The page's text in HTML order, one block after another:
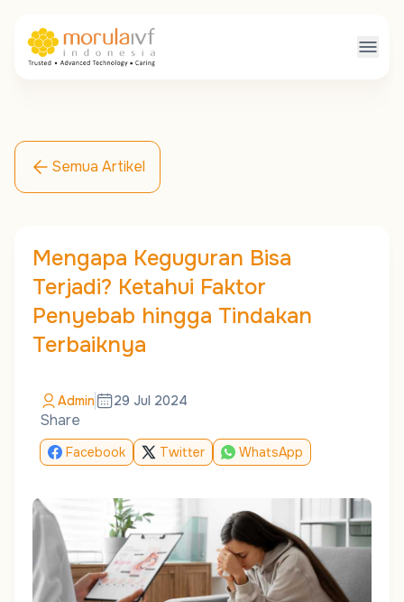
Semua Artikel
Mengapa Keguguran Bisa
Terjadi? Ketahui Faktor
Penyebab hingga Tindakan
Terbaiknya
Admin 29 Jul 2024
Share
Facebook Twitter WhatsApp